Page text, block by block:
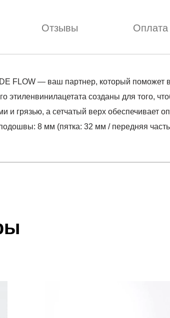
Отзывы Оплата
FLOW — ваш партнер, который поможет
этиленвинилацетата созданы для того,
и грязью, а сетчатый верх обеспечивает
8 мм (пятка: 32 мм / передняя